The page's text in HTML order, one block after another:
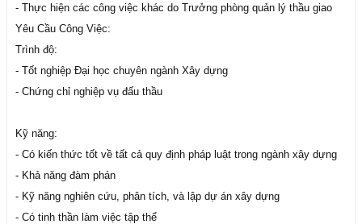
- Thực hiện các công việc khác do Trưởng phòng quản lý thầu giao
Yêu Cầu Công Việc:
Trình độ:
- Tốt nghiệp Đại học chuyên ngành Xây dựng
- Chứng chỉ nghiệp vụ đấu thầu
Kỹ năng:
- Có kiến thức tốt về tất cả quy định pháp luật trong ngành xây dựng
- Khả năng đàm phán
- Kỹ năng nghiên cứu, phân tích, và lập dự án xây dựng
- Có tinh thần làm việc tập thể